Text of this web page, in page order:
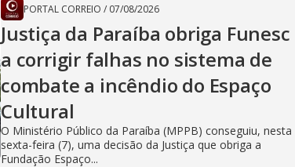
PORTAL CORREIO / 07/08/2026
Justiça da Paraíba obriga Funesc
a corrigir falhas no sistema de
combate a incêndio do Espaço
Cultural
O Ministério Público da Paraíba (MPPB) conseguiu, nesta
sexta-feira (7), uma decisão da Justiça que obriga a
Fundação Espaço...